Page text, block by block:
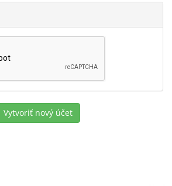
Vytvoriť nový účet